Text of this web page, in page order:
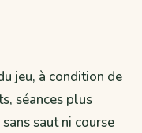
jeu, à condition de
séances plus
saut ni course